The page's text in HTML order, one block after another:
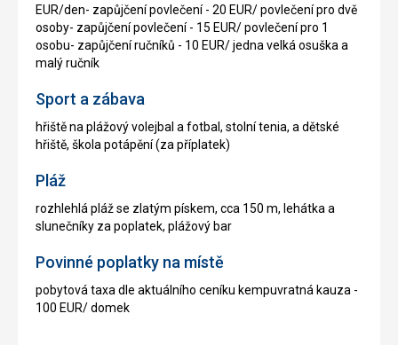
EUR/den- zapůjčení povlečení - 20 EUR/ povlečení pro dvě
osoby- zapůjčení povlečení - 15 EUR/ povlečení pro 1
osobu- zapůjčení ručníků - 10 EUR/ jedna velká osuška a
malý ručník
Sport a zábava
hřiště na plážový volejbal a fotbal, stolní tenia, a dětské
hřiště, škola potápění (za příplatek)
Pláž
rozhlehlá pláž se zlatým pískem, cca 150 m, lehátka a
slunečníky za poplatek, plážový bar
Povinné poplatky na místě
pobytová taxa dle aktuálního ceníku kempuvratná kauza -
100 EUR/ domek